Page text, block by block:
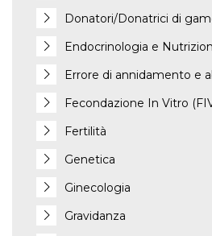
Donatori/Donatrici di
Endocrinologia e
Errore di annidamento e
Fecondazione In Vitro
Fertilità
Genetica
Ginecologia
Gravidanza